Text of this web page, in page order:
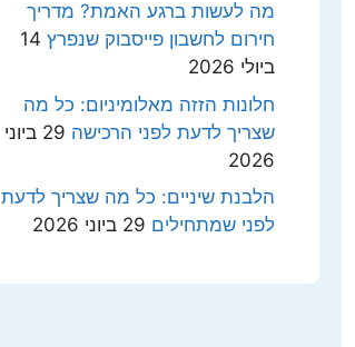
מה לעשות ברגע האמת? מדריך
חירום לחשבון פייסבוק שנפרץ 14
ביולי 2026
חלונות הזזה מאלומיניום: כל מה
שצריך לדעת לפני הרכישה
29 ביוני
2026
הלבנת שיניים: כל מה שצריך לדעת
לפני שמתחילים 29 ביוני 2026